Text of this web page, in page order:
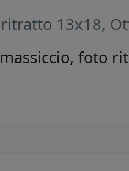
13x18,
foto